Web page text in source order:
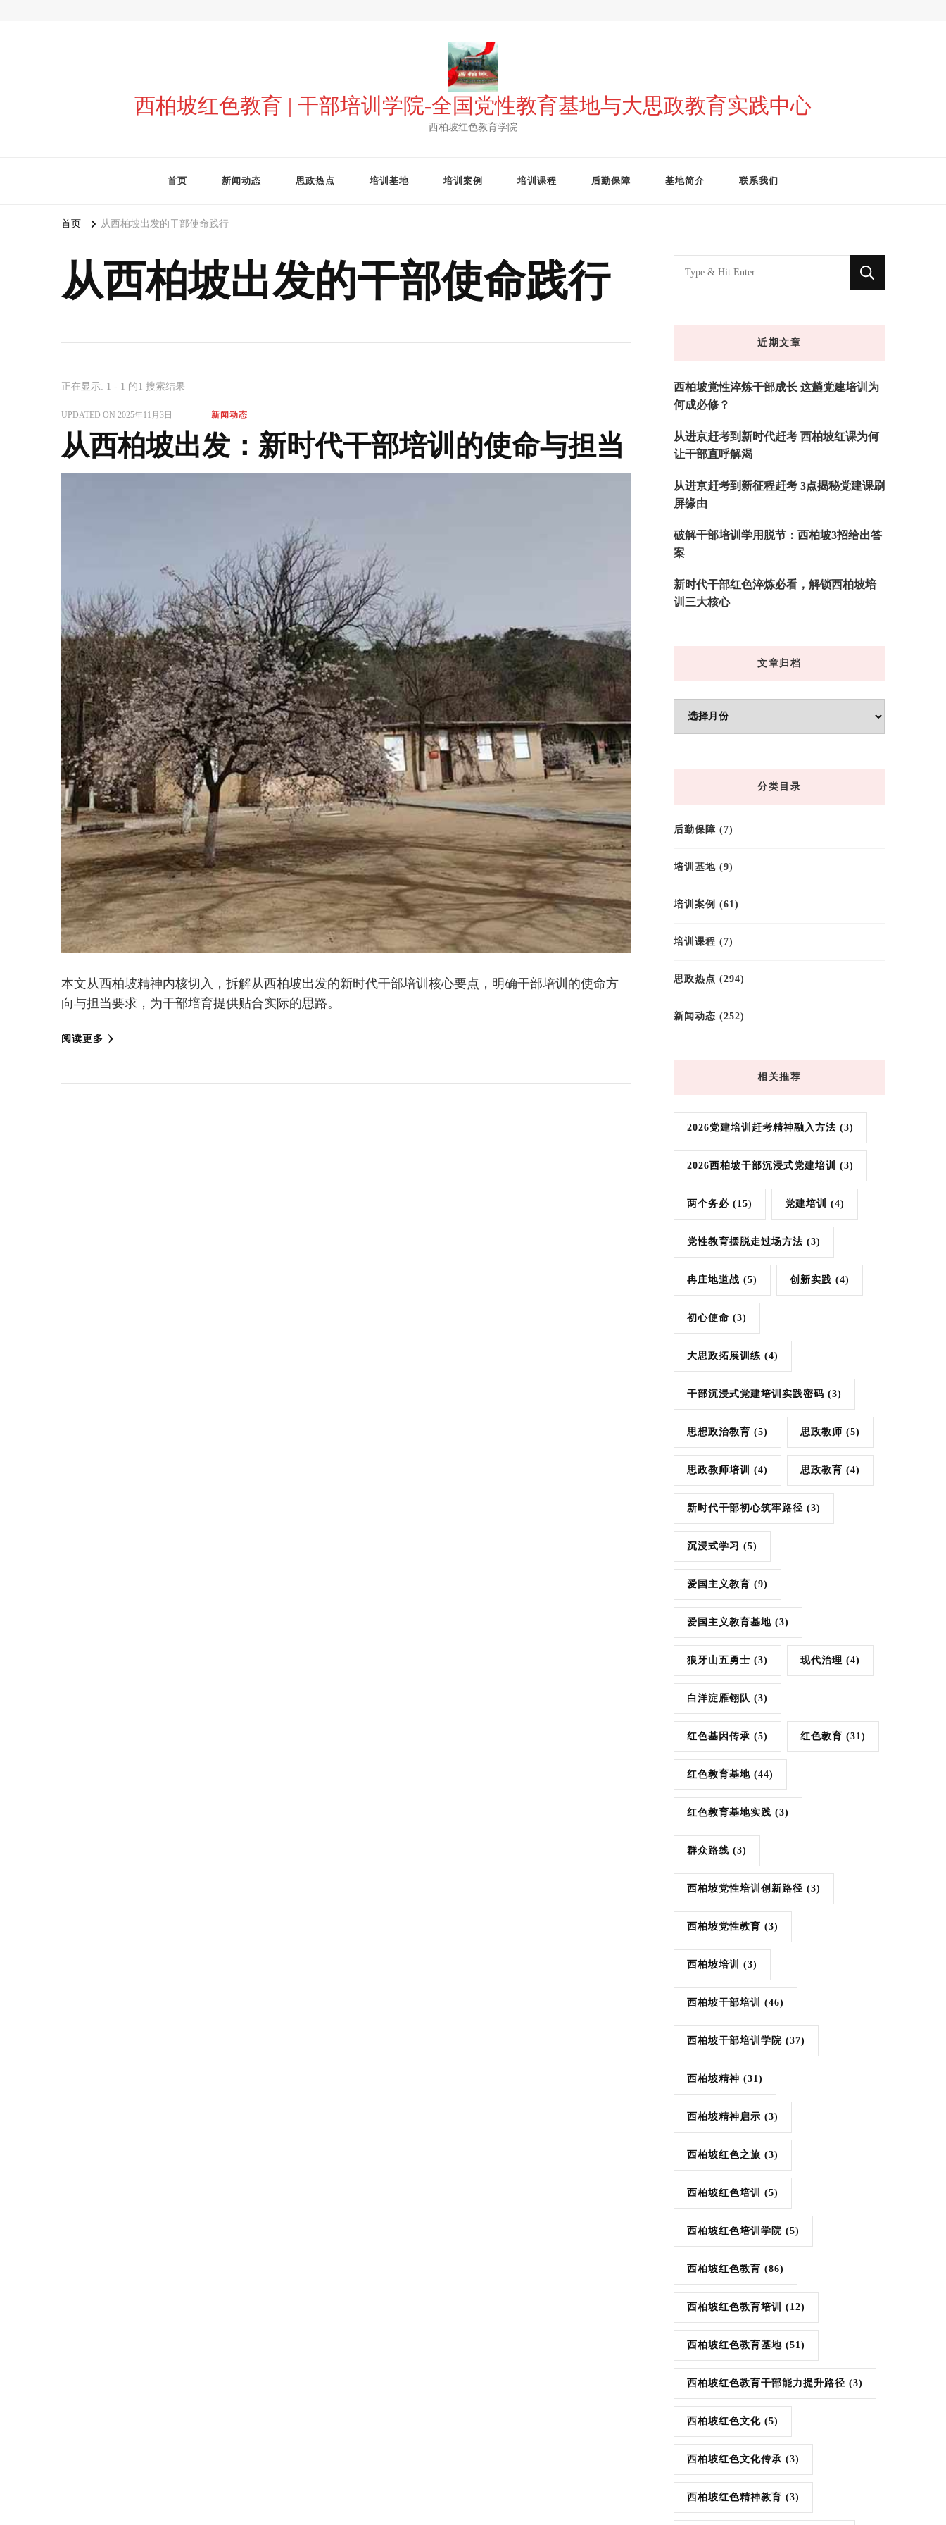
西柏坡红色教育 | 干部培训学院-全国党性教育基地与大思政教育实践中心
西柏坡红色教育学院
首页 新闻动态 思政热点 培训基地 培训案例 培训课程 后勤保障 基地简介 联系我们
首页 从西柏坡出发的干部使命践行
从西柏坡出发的干部使命践行
正在显示: 1 - 1 的1 搜索结果
UPDATED ON2025年11月3日 新闻动态
从西柏坡出发：新时代干部培训的使命与担当
本文从西柏坡精神内核切入，拆解从西柏坡出发的新时代干部培训核心要点，明确干部培训的使命方
向与担当要求，为干部培育提供贴合实际的思路。
阅读更多
找
什
近期文章
西柏坡党性淬炼干部成长 这趟党建培训为
何成必修？
从进京赶考到新时代赶考 西柏坡红课为何
让干部直呼解渴
从进京赶考到新征程赶考 3点揭秘党建课刷
屏缘由
破解干部培训学用脱节：西柏坡3招给出答
案
新时代干部红色淬炼必看，解锁西柏坡培
训三大核心
文章归档
章
分类目录
后勤保障 (7)
培训基地 (9)
培训案例 (61)
培训课程 (7)
思政热点 (294)
新闻动态 (252)
相关推荐
2026党建培训赶考精神融入方法 (3)
2026西柏坡干部沉浸式党建培训 (3)
两个务必 (15) 党建培训 (4)
党性教育摆脱走过场方法 (3)
冉庄地道战 (5) 创新实践 (4)
初心使命 (3)
大思政拓展训练 (4)
干部沉浸式党建培训实践密码 (3)
思想政治教育 (5) 思政教师 (5)
思政教师培训 (4) 思政教育 (4)
新时代干部初心筑牢路径 (3)
沉浸式学习 (5)
爱国主义教育 (9)
爱国主义教育基地 (3)
狼牙山五勇士 (3) 现代治理 (4)
白洋淀雁翎队 (3)
红色基因传承 (5) 红色教育 (31)
红色教育基地 (44)
红色教育基地实践 (3)
群众路线 (3)
西柏坡党性培训创新路径 (3)
西柏坡党性教育 (3)
西柏坡培训 (3)
西柏坡干部培训 (46)
西柏坡干部培训学院 (37)
西柏坡精神 (31)
西柏坡精神启示 (3)
西柏坡红色之旅 (3)
西柏坡红色培训 (5)
西柏坡红色培训学院 (5)
西柏坡红色教育 (86)
西柏坡红色教育培训 (12)
西柏坡红色教育基地 (51)
西柏坡红色教育干部能力提升路径 (3)
西柏坡红色文化 (5)
西柏坡红色文化传承 (3)
西柏坡红色精神教育 (3)